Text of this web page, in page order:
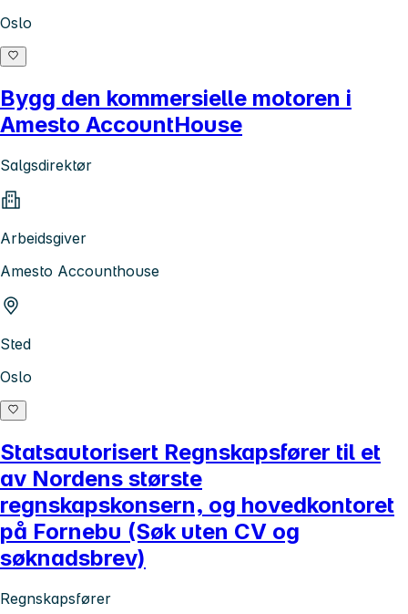
Oslo
Bygg den kommersielle motoren i
Amesto AccountHouse
Salgsdirektør
Arbeidsgiver
Amesto Accounthouse
Sted
Oslo
Statsautorisert Regnskapsfører til et
av Nordens største
regnskapskonsern, og hovedkontoret
på Fornebu (Søk uten CV og
søknadsbrev)
Regnskapsfører